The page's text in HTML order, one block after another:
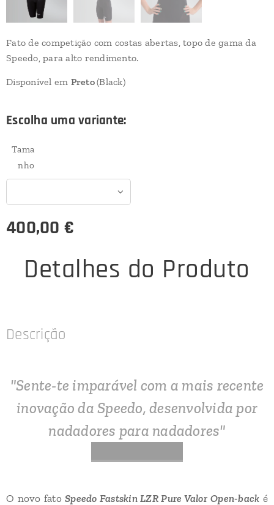
Fato de competição com costas abertas, topo de gama da
Speedo, para alto rendimento.
Disponível em Preto(Black)
Escolha uma variante:
Tama
nho
400,00 €
Detalhes do Produto
Descrição
"Sente-te imparável com a mais recente
inovação da Speedo, desenvolvida por
nadadores para nadadores"
O novo fatoSpeedo Fastskin LZR Pure Valor Open-back é